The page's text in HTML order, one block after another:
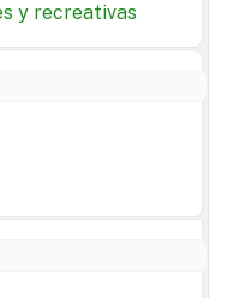
y recreativas